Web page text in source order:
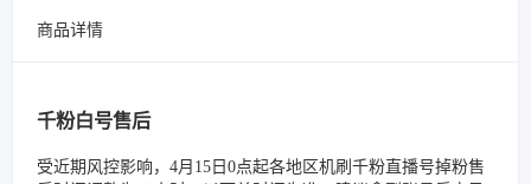
商品详情
千粉白号售后
受近期风控影响，4月15日0点起各地区机刷千粉直播号掉粉售